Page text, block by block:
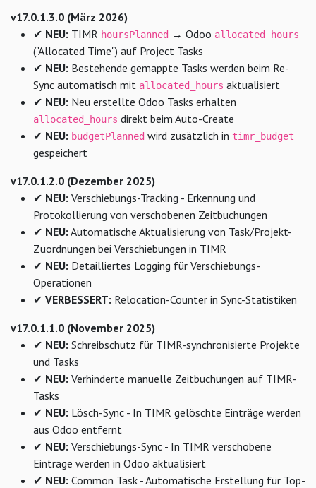
v17.0.1.3.0 (März 2026)
✔ NEU: TIMR hoursPlanned → Odoo allocated_hours
("Allocated Time") auf Project Tasks
✔ NEU: Bestehende gemappte Tasks werden beim Re-
Sync automatisch mit allocated_hours aktualisiert
✔ NEU: Neu erstellte Odoo Tasks erhalten
allocated_hours direkt beim Auto-Create
✔ NEU: budgetPlanned wird zusätzlich in timr_budget
gespeichert
v17.0.1.2.0 (Dezember 2025)
✔ NEU: Verschiebungs-Tracking - Erkennung und
Protokollierung von verschobenen Zeitbuchungen
✔ NEU: Automatische Aktualisierung von Task/Projekt-
Zuordnungen bei Verschiebungen in TIMR
✔ NEU: Detailliertes Logging für Verschiebungs-
Operationen
✔ VERBESSERT: Relocation-Counter in Sync-Statistiken
v17.0.1.1.0 (November 2025)
✔ NEU: Schreibschutz für TIMR-synchronisierte Projekte
und Tasks
✔ NEU: Verhinderte manuelle Zeitbuchungen auf TIMR-
Tasks
✔ NEU: Lösch-Sync - In TIMR gelöschte Einträge werden
aus Odoo entfernt
✔ NEU: Verschiebungs-Sync - In TIMR verschobene
Einträge werden in Odoo aktualisiert
✔ NEU: Common Task - Automatische Erstellung für Top-